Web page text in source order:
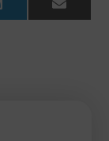
LinkedIn Email